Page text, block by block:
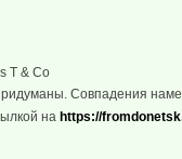
T & Co
Совпадения
на https://